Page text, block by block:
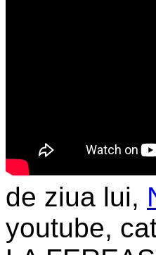
de ziua lui,
youtube,